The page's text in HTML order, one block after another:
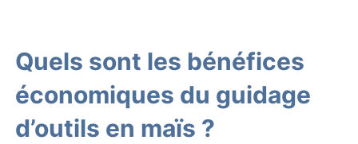
Quels sont les bénéfices
économiques du guidage
d’outils en maïs ?